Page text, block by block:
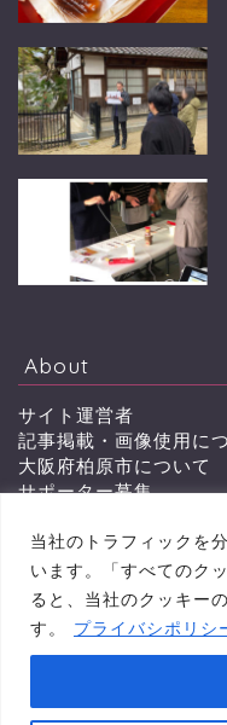
当社のトラフィックを
います。「すべてのク
ると、当社のクッキー
す。
プライバシポリシ
About
サイト運営者
記事掲載・画像使用に
大阪府柏原市について
サポーター募集
お問い合わせ